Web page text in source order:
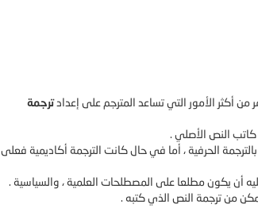
من أكثر الأمور التي تساعد المترجم على إعدادترجمة
كاتب النص الأصلي .
الحرفية ، أما في حال كانت الترجمة أكاديمية فعلى
أن يكون مطلعا على المصطلحات العلمية ، والسياسية .
من ترجمة النص الذي كتبه .